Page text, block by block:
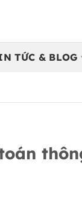
TỨC & BLOG